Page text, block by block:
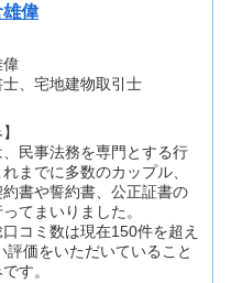
偉
偉
、宅地建物取引士
民事法務を専門とする行
までに多数のカップル、
書や誓約書、公正証書の
てまいりました。
コミ数は現在150件を超え
評価をいただいていること
す。